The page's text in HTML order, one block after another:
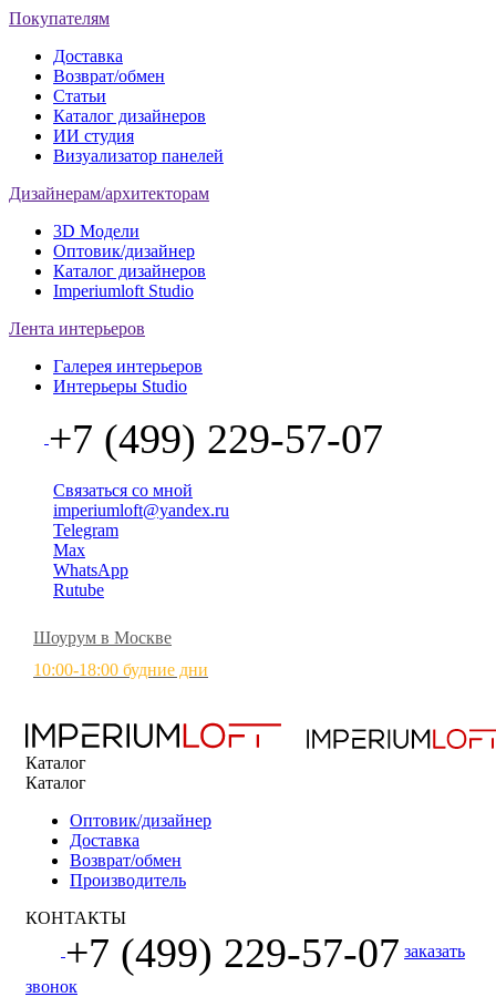
Покупателям
Доставка
Возврат/обмен
Статьи
Каталог дизайнеров
ИИ студия
Визуализатор панелей
Дизайнерам/архитекторам
3D Модели
Оптовик/дизайнер
Каталог дизайнеров
Imperiumloft Studio
Лента интерьеров
Галерея интерьеров
Интерьеры Studio
+7 (499) 229-57-07
Связаться со мной
imperiumloft@yandex.ru
Telegram
Max
WhatsApp
Rutube
Шоурум в Москве
10:00-18:00 будние дни
Каталог
Каталог
Оптовик/дизайнер
Доставка
Возврат/обмен
Производитель
КОНТАКТЫ
+7 (499) 229-57-07 заказать
звонок